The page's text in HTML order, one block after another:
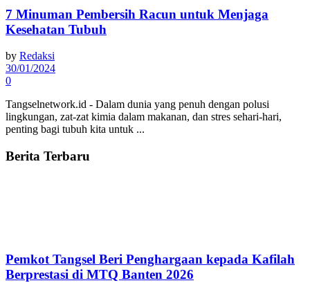
7 Minuman Pembersih Racun untuk Menjaga
Kesehatan Tubuh
by Redaksi
30/01/2024
0
Tangselnetwork.id - Dalam dunia yang penuh dengan polusi
lingkungan, zat-zat kimia dalam makanan, dan stres sehari-hari,
penting bagi tubuh kita untuk ...
Berita Terbaru
Pemkot Tangsel Beri Penghargaan kepada Kafilah
Berprestasi di MTQ Banten 2026